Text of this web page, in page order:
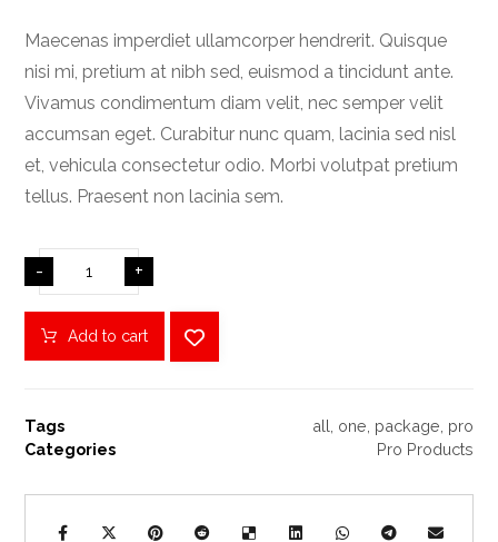
Maecenas imperdiet ullamcorper hendrerit. Quisque
nisi mi, pretium at nibh sed, euismod a tincidunt ante.
Vivamus condimentum diam velit, nec semper velit
accumsan eget. Curabitur nunc quam, lacinia sed nisl
et, vehicula consectetur odio. Morbi volutpat pretium
tellus. Praesent non lacinia sem.
- +
Add to cart
Tags all one package pro
Categories
Pro Products